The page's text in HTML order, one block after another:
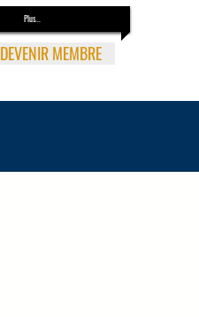
Plus...
DEVENIR MEMBRE